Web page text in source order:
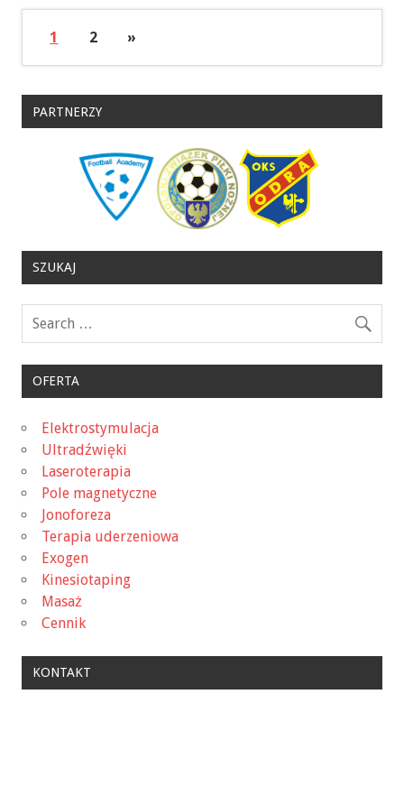
1 2 »
PARTNERZY
SZUKAJ
OFERTA
Elektrostymulacja
Ultradźwięki
Laseroterapia
Pole magnetyczne
Jonoforeza
Terapia uderzeniowa
Exogen
Kinesiotaping
Masaż
Cennik
KONTAKT